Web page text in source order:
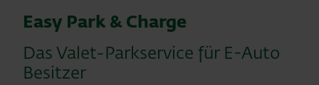
Easy Park & Charge
Das Valet-Parkservice für E-Auto
Besitzer